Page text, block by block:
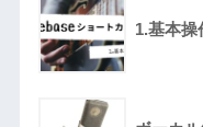
1.基本